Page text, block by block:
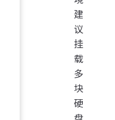
建
议
挂
载
多
块
硬